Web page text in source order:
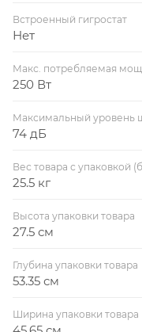
Встроенный гигростат
Нет
Макс. потребляемая
250 Вт
Максимальный уровень
74 дБ
Вес товара с упаковкой
25.5 кг
Высота упаковки товара
27.5 см
Глубина упаковки товара
53.35 см
Ширина упаковки товара